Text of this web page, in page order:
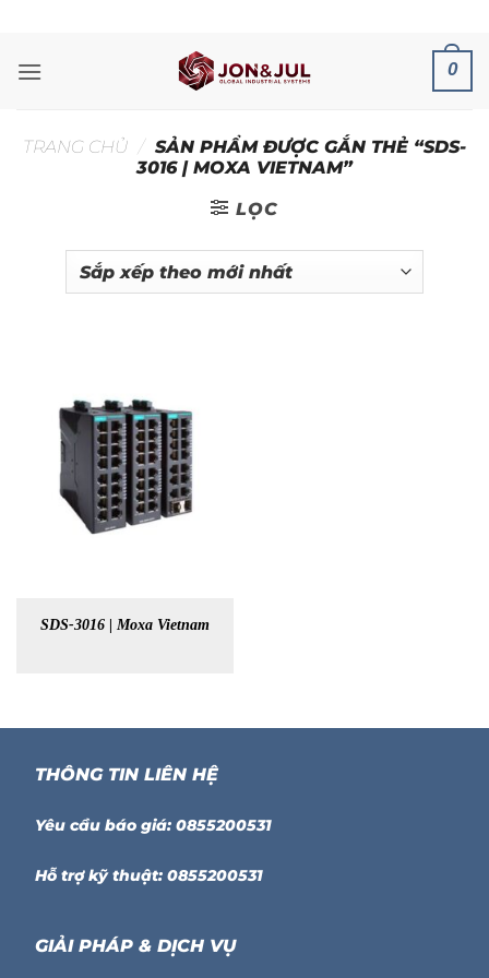
nội
0
TRANG CHỦ / SẢN PHẨM ĐƯỢC GẮN THẺ “SDS-
3016 | MOXA VIETNAM”
LỌC
SDS-3016 | Moxa Vietnam
THÔNG TIN LIÊN HỆ
Yêu cầu báo giá: 0855200531
Hỗ trợ kỹ thuật: 0855200531
GIẢI PHÁP & DỊCH VỤ